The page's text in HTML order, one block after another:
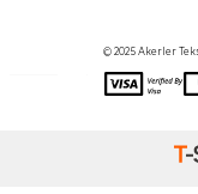
© 2025 Akerler